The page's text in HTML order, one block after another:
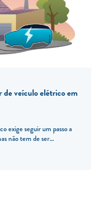
veículo elétrico em
exige seguir um passo a
não tem de ser...